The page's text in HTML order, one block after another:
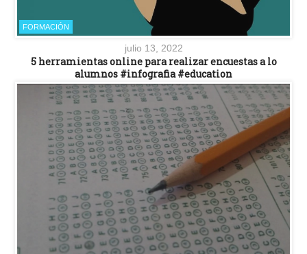
FORMACIÓN
julio 13, 2022
5 herramientas online para realizar encuestas a lo
alumnos #infografia #education